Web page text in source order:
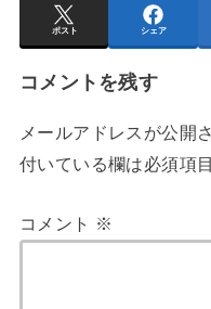
ポスト シェア
コメントを残す
メールアドレスが公開
付いている欄は必須項
コメント ※